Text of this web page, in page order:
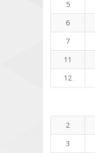
5
6
7
11
12
2
3